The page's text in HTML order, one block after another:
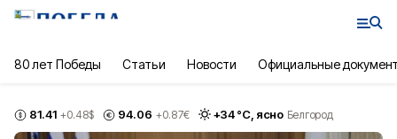
80 лет Победы Статьи Новости Официальные
81.41 +0.48$ 94.06 +0.87€ +34°С, ясно Белгород